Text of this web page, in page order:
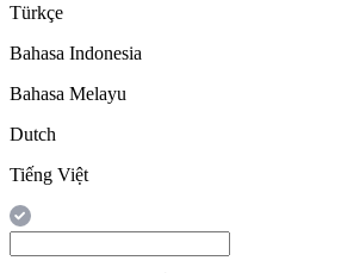
Türkçe
Bahasa Indonesia
Bahasa Melayu
Dutch
Tiếng Việt